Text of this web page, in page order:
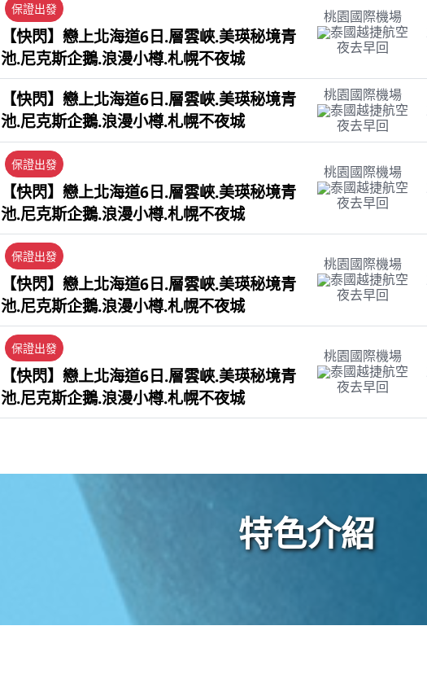
特色介紹
保證出發
【快閃】戀上北海道6日.層雲峽.美瑛秘境青
池.尼克斯企鵝.浪漫小樽.札幌不夜城
桃園國際機場
泰國越捷航空
夜去早回
【快閃】戀上北海道6日.層雲峽.美瑛秘境青
池.尼克斯企鵝.浪漫小樽.札幌不夜城
桃園國際機場
泰國越捷航空
夜去早回
保證出發
【快閃】戀上北海道6日.層雲峽.美瑛秘境青
池.尼克斯企鵝.浪漫小樽.札幌不夜城
桃園國際機場
泰國越捷航空
夜去早回
保證出發
【快閃】戀上北海道6日.層雲峽.美瑛秘境青
池.尼克斯企鵝.浪漫小樽.札幌不夜城
桃園國際機場
泰國越捷航空
夜去早回
保證出發
【快閃】戀上北海道6日.層雲峽.美瑛秘境青
池.尼克斯企鵝.浪漫小樽.札幌不夜城
桃園國際機場
泰國越捷航空
夜去早回